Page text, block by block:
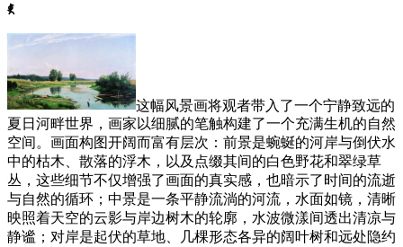
ꈅ
这幅风景画将观者带入了一个宁静致远的
夏日河畔世界，画家以细腻的笔触构建了一个充满生机的自然
空间。画面构图开阔而富有层次：前景是蜿蜒的河岸与倒伏水
中的枯木、散落的浮木，以及点缀其间的白色野花和翠绿草
丛，这些细节不仅增强了画面的真实感，也暗示了时间的流逝
与自然的循环；中景是一条平静流淌的河流，水面如镜，清晰
映照着天空的云影与岸边树木的轮廓，水波微漾间透出清凉与
静谧；对岸是起伏的草地、几棵形态各异的阔叶树和远处隐约